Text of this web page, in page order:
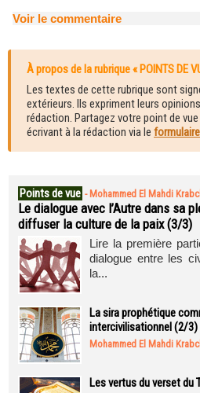
Voir le commentaire
À propos de la rubrique « POINTS DE
Les textes de cette rubrique sont
extérieurs. Ils expriment leurs
rédaction. Partagez votre point de
écrivant à la rédaction via le
Points de vue - Mohammed El Mahdi
Le dialogue avec l’Autre dans sa
diffuser la culture de la paix (3/3)
Lire la première
dialogue entre les
la...
La sira prophétique
intercivilisationnel (2/3)
Mohammed El Mahdi
Les vertus du verset du